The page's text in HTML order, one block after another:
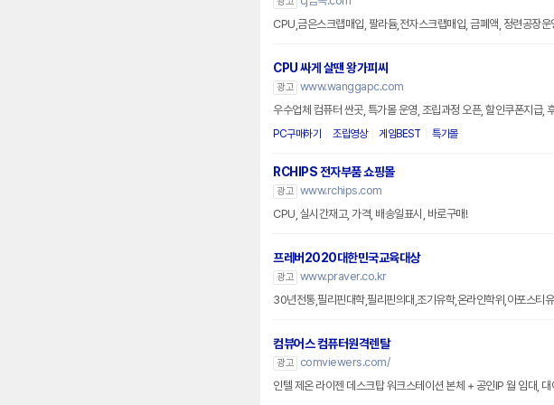
CPU,금은스크랩매입, 팔라듐,전자스크랩매입, 금폐액, 정련공장운
CPU 싸게 살땐 왕가피씨
광고 www.wanggapc.com
우수업체 컴퓨터 싼곳, 특가몰 운영, 조립과정 오픈, 할인쿠폰지급,
PC구매하기 조립영상 게임BEST 특가몰
RCHIPS 전자부품 쇼핑몰
광고 www.rchips.com
CPU, 실시간재고, 가격, 배송일표시, 바로구매!
프레버2020대한민국교육대상
광고 www.praver.co.kr
30년전통,필리핀대학,필리핀의대,조기유학,온라인학위,아포스티
컴뷰어스 컴퓨터원격렌탈
광고
comviewers.com/
인텔 제온 라이젠 데스크탑 워크스테이션 본체 + 공인IP 월 임대, 대